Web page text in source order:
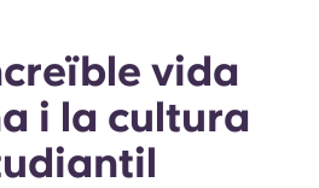
vida
i la cultura